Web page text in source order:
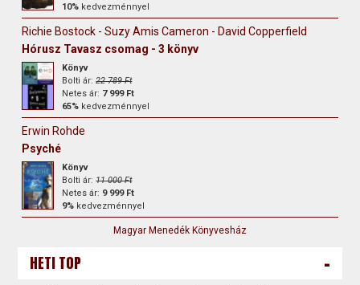
10% kedvezménnyel
Richie Bostock - Suzy Amis Cameron - David Copperfield
Hórusz Tavasz csomag - 3 könyv
Könyv
Bolti ár:22 789 Ft
Netes ár: 7 999 Ft
65% kedvezménnyel
Erwin Rohde
Psyché
Könyv
Bolti ár:11 000 Ft
Netes ár: 9 999 Ft
9% kedvezménnyel
Magyar Menedék Könyvesház
HETI TOP -